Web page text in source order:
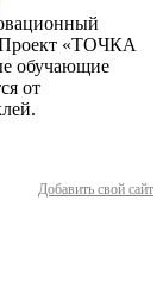
Проект «ТОЧКА
обучающие
от
Добавить свой сайт